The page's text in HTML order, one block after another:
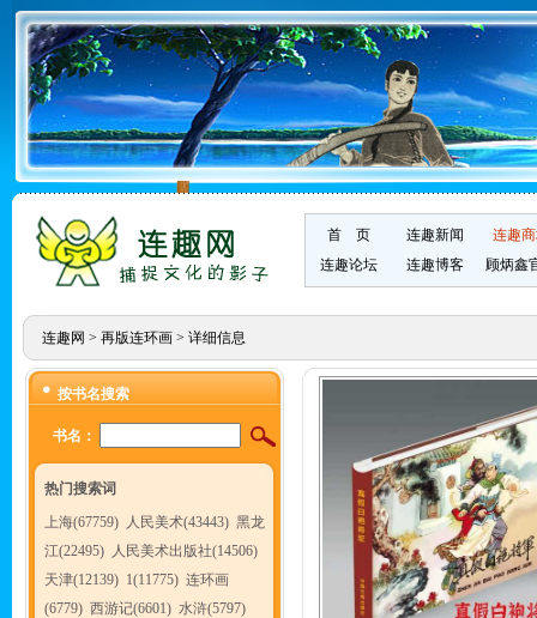
首 页 连趣新闻
连趣
连趣论坛
连趣博客 顾炳鑫
连趣网 > 再版连环画> 详细信息
按书名搜索
书名：
热门搜索词
上海(67759) 人民美术(43443) 黑龙
江(22495) 人民美术出版社(14506)
天津(12139) 1(11775) 连环画
(6779) 西游记(6601) 水浒(5797)